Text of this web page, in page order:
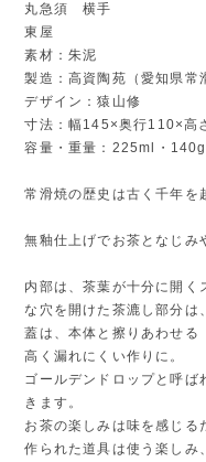
丸急須 横手
東屋
素材：朱泥
製造：高資陶苑（愛知県常
デザイン：猿山修
寸法：幅145×奥行110×高
容量・重量：225ml・140g
常滑焼の歴史は古く千年を
無釉仕上げでお茶となじみ
内部は、茶葉が十分に開く
な穴を開けた茶漉し部分は
蓋は、本体と擦りあわせる
高く漏れにくい作りに。
ゴールデンドロップと呼ば
きます。
お茶の楽しみは味を感じる
作られた道具は使う楽しみ